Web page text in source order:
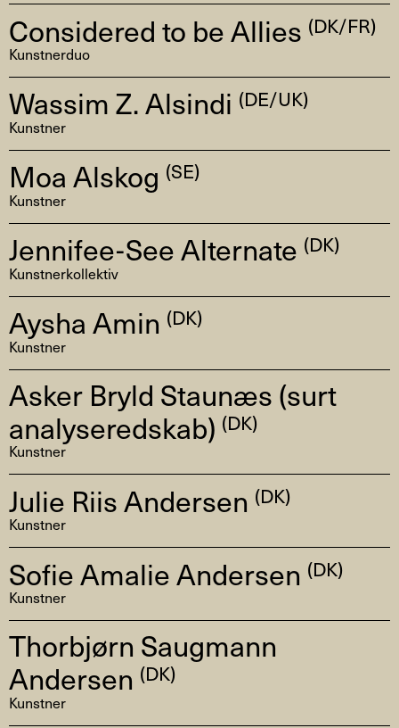
Considered to be Allies (DK/FR)
Kunstnerduo
Wassim Z. Alsindi (DE/UK)
Kunstner
Moa Alskog (SE)
Kunstner
Jennifee-See Alternate (DK)
Kunstnerkollektiv
Aysha Amin (DK)
Kunstner
Asker Bryld Staunæs (surt
analyseredskab) (DK)
Kunstner
Julie Riis Andersen (DK)
Kunstner
Sofie Amalie Andersen (DK)
Kunstner
Thorbjørn Saugmann
Andersen (DK)
Kunstner